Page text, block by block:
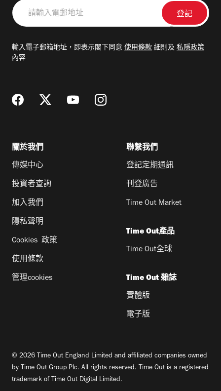
請
輸
郵
輸入電子郵箱地址，即表示閣下同意 使用條款 細則及 私隱政策
內容
關於我們
傳媒中心
投資者查詢
加入我們
隱私聲明
Cookies 政策
使用條款
管理cookies
聯繫我們
登記定期通訊
刊登廣告
Time Out Market
Time Out產品
Time Out全球
Time Out 雜誌
實體版
電子版
© 2026 Time Out England Limited and affiliated companies owned
by Time Out Group Plc. All rights reserved. Time Out is a registered
trademark of Time Out Digital Limited.